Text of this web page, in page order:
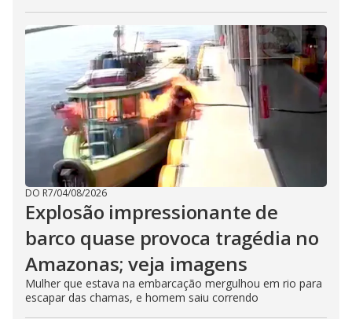
DO R7/04/08/2026
Explosão impressionante de
barco quase provoca tragédia no
Amazonas; veja imagens
Mulher que estava na embarcação mergulhou em rio para
escapar das chamas, e homem saiu correndo